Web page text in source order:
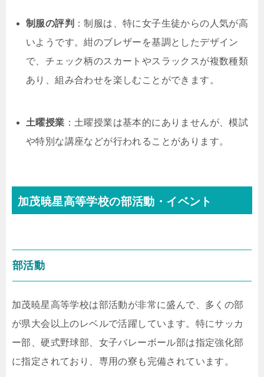
制服の評判 ：制服は、特に女子生徒からの人気が高
いようです。紺のブレザーを基調としたデザイン
で、チェック柄のスカートやスラックスが複数種類
あり、組み合わせを楽しむことができます。
土曜授業 ：土曜授業は基本的にありませんが、模試
や特別な講座などが行われることがあります。
加茂暁星高等学校の部活動・イベント
部活動
加茂暁星高等学校は部活動が非常に盛んで、多くの部
が県大会以上のレベルで活躍しています。特にサッカ
ー部、硬式野球部、女子バレーボール部は指定強化部
に指定されており、専用の寮も完備されています。